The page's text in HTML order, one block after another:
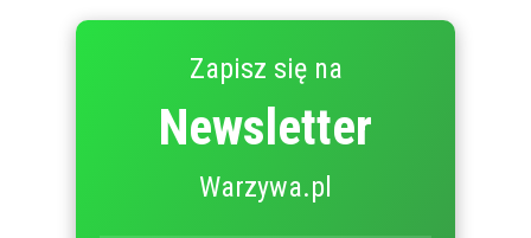
Zapisz się na
Newsletter
Warzywa.pl